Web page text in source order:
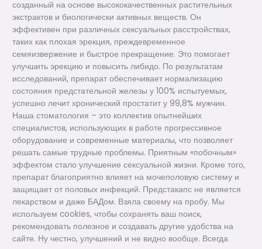
созданный на основе высококачественных растительных
экстрактов и биологически активных веществ. Он
эффективен при различных сексуальных расстройствах,
таких как плохая эрекция, преждевременное
семяизвержение и быстрое прекращение. Это помогает
улучшить эрекцию и повысить либидо. По результатам
исследований, препарат обеспечивает нормализацию
состояния предстательной железы у 100% испытуемых,
успешно лечит хронический простатит у 99,8% мужчин.
Наша стоматология – это коллектив опытнейших
специалистов, использующих в работе прогрессивное
оборудование и современные материалы, что позволяет
решать самые трудные проблемы. Приятным «побочным»
эффектом стало улучшение сексуальной жизни. Кроме того,
препарат благоприятно влияет на мочеполовую систему и
защищает от половых инфекций. Предстакапс не является
лекарством и даже БАДом. Взяла своему на пробу. Мы
используем cookies, чтобы сохранять ваш поиск,
рекомендовать полезное и создавать другие удобства на
сайте. Ну честно, улучшений и не видно вообще. Всегда